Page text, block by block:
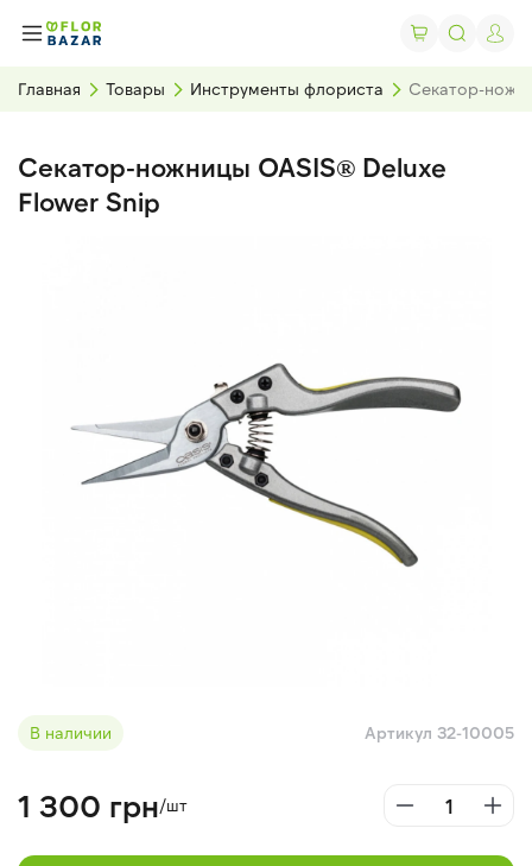
Главная Товары Инструменты флориста Секатор-
Секатор-ножницы OASIS® Deluxe
Flower Snip
В наличии Артикул 32-10005
1 300 грн/шт